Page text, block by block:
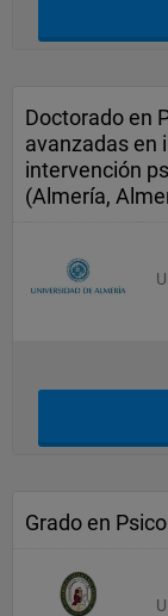
Doctorado en
avanzadas en
intervención
(Almería,
Grado en